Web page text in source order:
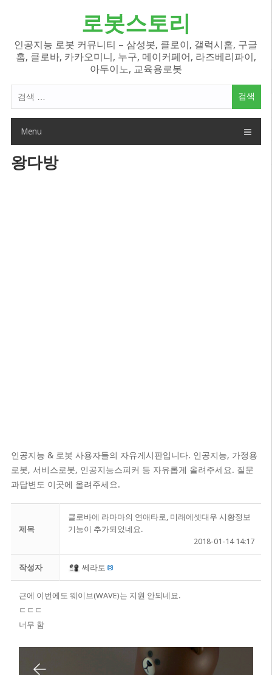
로봇스토리
인공지능 로봇 커뮤니티 – 삼성봇, 클로이, 갤럭시홈, 구글
홈, 클로바, 카카오미니, 누구, 메이커페어, 라즈베리파이,
아두이노, 교육용로봇
색
Menu
왕다방
인공지능 & 로봇 사용자들의 자유게시판입니다. 인공지능, 가정용
로봇, 서비스로봇, 인공지능스피커 등 자유롭게 올려주세요. 질문
과답변도 이곳에 올려주세요.
제목
클로바에 라마마의 연애타로, 미래에셋대우 시황정보
기능이 추가되었네요.
2018-01-14 14:17
작성자 쎄라토
근에 이번에도 웨이브(WAVE)는 지원 안되네요.
ㄷㄷㄷ
너무 함